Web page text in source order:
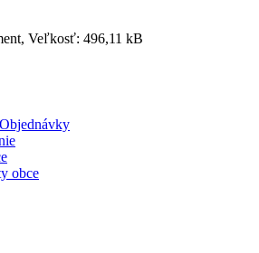
Veľkosť: 496,11 kB
obce